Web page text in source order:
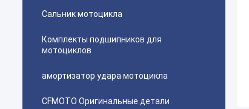
Сальник мотоцикла
Комплекты подшипников для
мотоциклов
амортизатор удара мотоцикла
CFMOTO Оригинальные детали